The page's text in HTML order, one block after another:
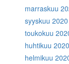
marraskuu
syyskuu 2020
toukokuu
huhtikuu 2020
helmikuu